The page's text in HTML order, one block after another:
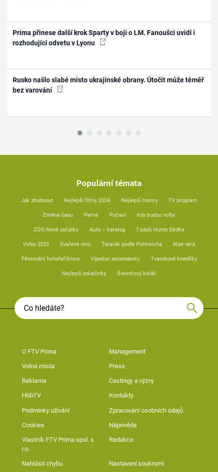
Prima přinese další krok Sparty v boji o LM. Fanoušci uvidí i
rozhodující odvetu v Lyonu
Rusko našlo slabé místo ukrajinské obrany. Útočit může téměř
bez varování
Populární témata
Jak zhubnout Nejlepší filmy 2024 Nejlepší horory TV program
Změna času Partie Počasí Kdy budou volby
ZOO Nové začátky Auto – katalog 7 pádů Honzy Dědka
Volby 2025 Svařené víno Tatarák podle Pohlreicha Aloe vera
Pěstování lichořeřišnice Výpočet ascendentu Tvarohové knedlíky
Nejlepší palačinky Švestkový koláč
O FTV Prima Management
Volná místa Press
Reklama Castingy a výzvy
HbbTV Kontakty
Podmínky užívání Zpracování osobních údajů
Cookies Nápověda
Vlastník FTV Prima spol. s
r.o.
Redakce
Nahlásit chybu Nastavení soukromí